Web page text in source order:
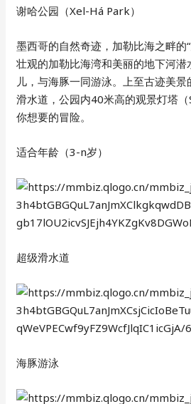
谢哈公园（Xel-Há Park）
墨西哥的自然奇迹，加勒比海之畔的
壮观的加勒比海湾和美丽的地下河潜
儿，与海豚一同游泳。上至古迹美
滑水道，公园内40米高的观景灯塔
你想要的冒险。
适合年龄（3-n岁）
超级滑水道
海豚游泳